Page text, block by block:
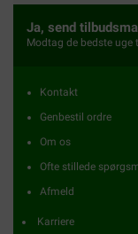
Ja, send
Modtag de bedste uge
Kontakt
Genbestil ordre
Om os
Ofte stillede
Afmeld
Karriere